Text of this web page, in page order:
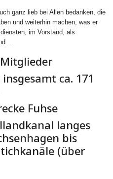
ganz lieb bei Allen bedanken, die
und weiterhin machen, was er
im Vorstand, als
ca. 171
Fuhse
langes
bis
(über